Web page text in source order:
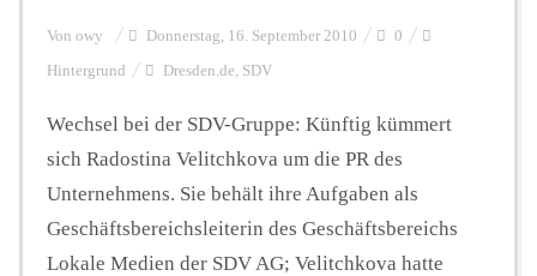
Von owy Donnerstag, 16. September 2010 0
Hintergrund Dresden.de, SDV
Wechsel bei der SDV-Gruppe: Künftig kümmert
sich Radostina Velitchkova um die PR des
Unternehmens. Sie behält ihre Aufgaben als
Geschäftsbereichsleiterin des Geschäftsbereichs
Lokale Medien der SDV AG; Velitchkova hatte